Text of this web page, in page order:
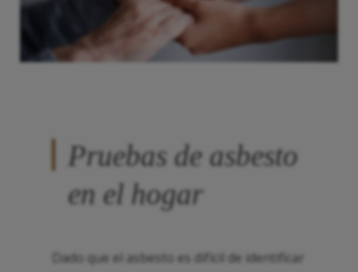
Pruebas de asbesto
en el hogar
Dado que el asbesto es difícil de identificar